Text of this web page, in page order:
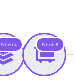
Schritt 4 Schritt 5